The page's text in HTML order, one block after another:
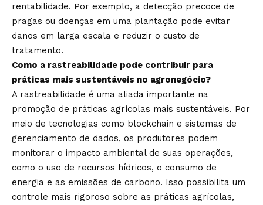
rentabilidade. Por exemplo, a detecção precoce de
pragas ou doenças em uma plantação pode evitar
danos em larga escala e reduzir o custo de
tratamento.
Como a rastreabilidade pode contribuir para
práticas mais sustentáveis no agronegócio?
A rastreabilidade é uma aliada importante na
promoção de práticas agrícolas mais sustentáveis. Por
meio de tecnologias como blockchain e sistemas de
gerenciamento de dados, os produtores podem
monitorar o impacto ambiental de suas operações,
como o uso de recursos hídricos, o consumo de
energia e as emissões de carbono. Isso possibilita um
controle mais rigoroso sobre as práticas agrícolas,